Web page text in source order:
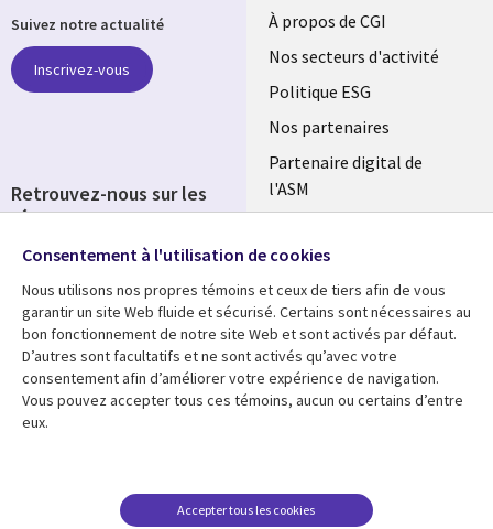
Useful
links
FRANCE
À propos de CGI
Nos secteurs d'activité
Politique ESG
Nos partenaires
Partenaire digital de
l'ASM
Fusions
Ressources
Library
Links
Articles
Blog
Support
Legal
Accessibilité
conditions juridiques
Suivez notre actualité
Inscrivez-vous
Retrouvez-nous sur les
réseaux
Social
Media
FRANCE
Consentement à l'utilisation de cookies
Nous utilisons nos propres témoins et ceux de tiers afin de vous
garantir un site Web fluide et sécurisé. Certains sont nécessaires au
bon fonctionnement de notre site Web et sont activés par défaut.
D’autres sont facultatifs et ne sont activés qu’avec votre
consentement afin d’améliorer votre expérience de navigation.
Vous pouvez accepter tous ces témoins, aucun ou certains d’entre
eux.
Accepter tous les cookies